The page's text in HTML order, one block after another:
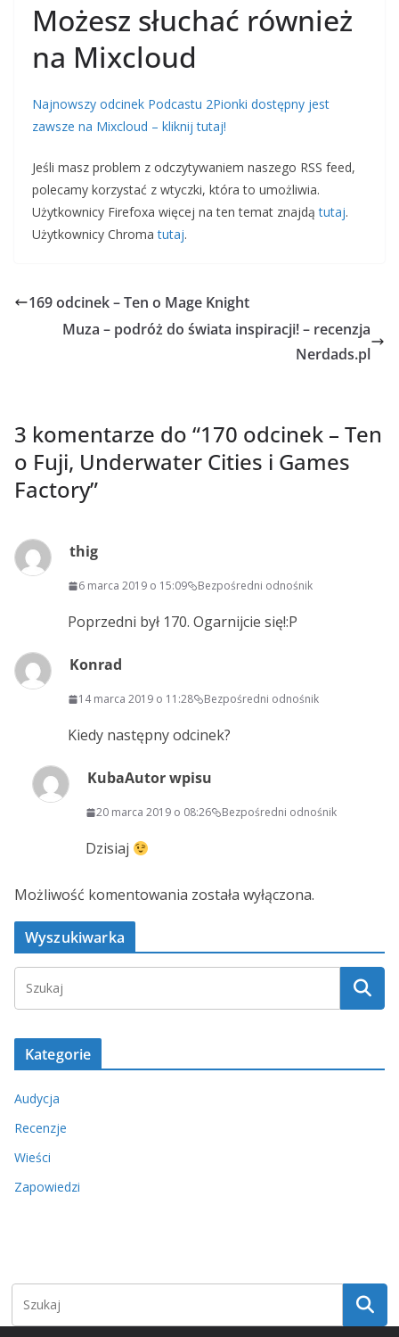
Możesz słuchać również
na Mixcloud
Najnowszy odcinek Podcastu 2Pionki dostępny jest
zawsze na Mixcloud – kliknij tutaj!
Jeśli masz problem z odczytywaniem naszego RSS feed,
polecamy korzystać z wtyczki, która to umożliwia.
Użytkownicy Firefoxa więcej na ten temat znajdątutaj.
Użytkownicy Chromatutaj.
169 odcinek – Ten o Mage Knight
Muza – podróż do świata inspiracji! – recenzja
Nerdads.pl
3 komentarze do “170 odcinek – Ten
o Fuji, Underwater Cities i Games
Factory”
thig
6 marca 2019 o 15:09 Bezpośredni odnośnik
Poprzedni był 170. Ogarnijcie się!:P
Konrad
14 marca 2019 o 11:28 Bezpośredni odnośnik
Kiedy następny odcinek?
KubaAutor wpisu
20 marca 2019 o 08:26 Bezpośredni odnośnik
Dzisiaj
Możliwość komentowania została wyłączona.
Wyszukiwarka
Kategorie
Audycja
Recenzje
Wieści
Zapowiedzi